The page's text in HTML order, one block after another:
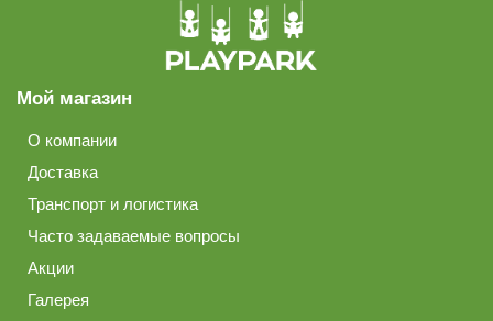
Мой магазин
О компании
Доставка
Транспорт и логистика
Часто задаваемые вопросы
Акции
Галерея